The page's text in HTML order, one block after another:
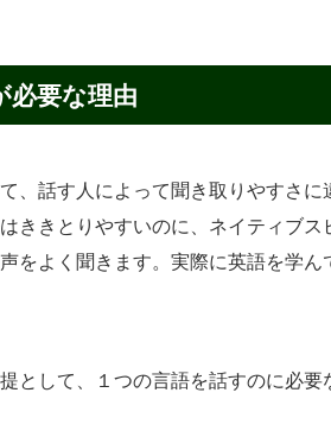
必要な理由
、話す人によって聞き取りやすさに
はききとりやすいのに、ネイティブ
をよく聞きます。実際に英語を学
として、１つの言語を話すのに必要